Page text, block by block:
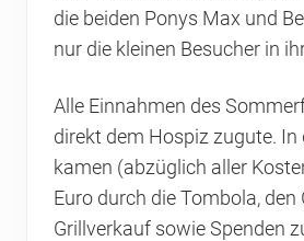
die beiden Ponys Max und
nur die kleinen Besucher in
Alle Einnahmen des
direkt dem Hospiz zugute.
kamen (abzüglich aller
Euro durch die Tombola, den
Grillverkauf sowie Spenden